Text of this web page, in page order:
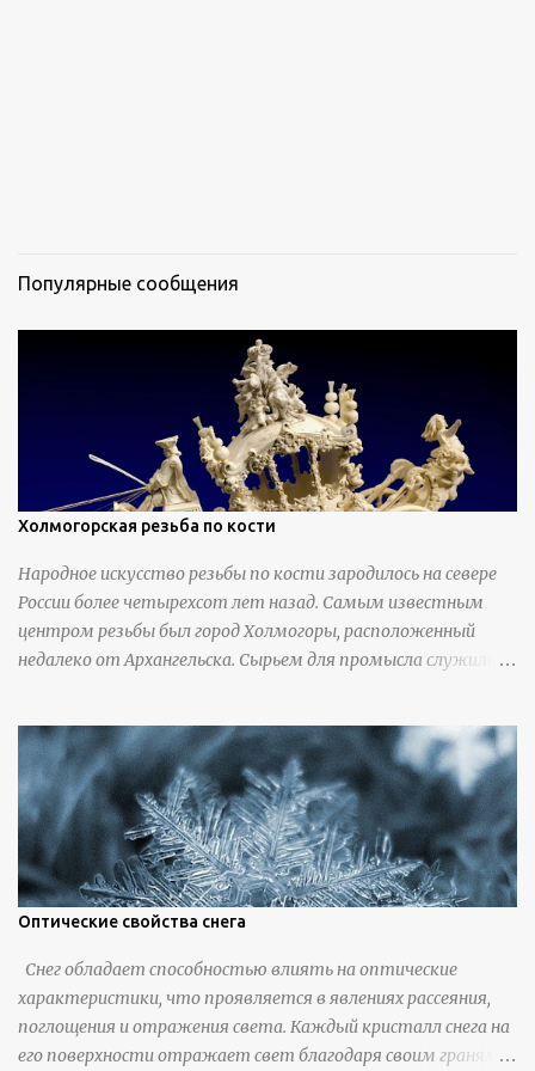
Популярные сообщения
Холмогорская резьба по кости
Народное искусство резьбы по кости зародилось на севере
России более четырехсот лет назад. Самым известным
центром резьбы был город Холмогоры, расположенный
недалеко от Архангельска. Сырьем для промысла служили
облагораживая ее специальной обработкой и тонировкой. В
19 веке резчики также использовали дорогую импортную
слоновую кость для важных заказов. Ажурная ваза
яйцевидной формы с аллегориями времен года - сценами
сбора урожая, сбора фруктов, свадьбы и пожара; кость,
высота 31 см, Н. С. Верещагин, 18 век, из собрания
Государственного Эрмитажа. Кружка с портретами
Дудин О. Х., 18 век, из собрания Государственного Эрмитажа.
Панно с изображением церкви Святых Петра и Павла,
моржовая слоновая кость, Холмогоры, 18 век. Шахматный
набор "Рыцари против турок" в шкатулке из моржовой
Оптические свойства снега
Снег обладает способностью влиять на оптические
характеристики, что проявляется в явлениях рассеяния,
поглощения и отражения света. Каждый кристалл снега на
его поверхности отражает свет благодаря своим граням,